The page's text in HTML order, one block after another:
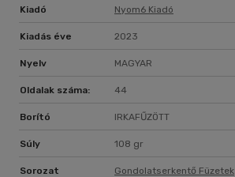
Kiadó Nyom6 Kiadó
Kiadás éve 2023
Nyelv MAGYAR
Oldalak száma: 44
Borító IRKAFŰZÖTT
Súly 108 gr
Sorozat Gondolatserkentő Füzetek